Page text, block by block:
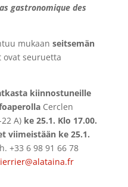
gastronomique des
mukaan seitsemän
ovat seuruetta
kiinnostuneille
Cerclen
A) ke 25.1. Klo 17.00.
viimeistään ke 25.1.
+33 6 98 91 66 78